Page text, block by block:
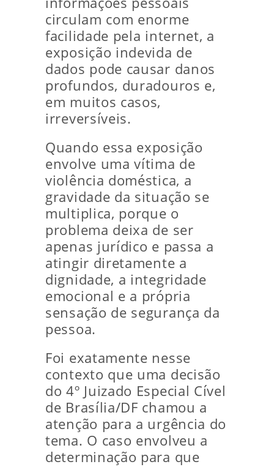
circulam com enorme
facilidade pela internet, a
exposição indevida de
dados pode causar danos
profundos, duradouros e,
em muitos casos,
irreversíveis.
Quando essa exposição
envolve uma vítima de
violência doméstica, a
gravidade da situação se
multiplica, porque o
problema deixa de ser
apenas jurídico e passa a
atingir diretamente a
dignidade, a integridade
emocional e a própria
sensação de segurança da
pessoa.
Foi exatamente nesse
contexto que uma decisão
do 4º Juizado Especial Cível
de Brasília/DF chamou a
atenção para a urgência do
tema. O caso envolveu a
determinação para que